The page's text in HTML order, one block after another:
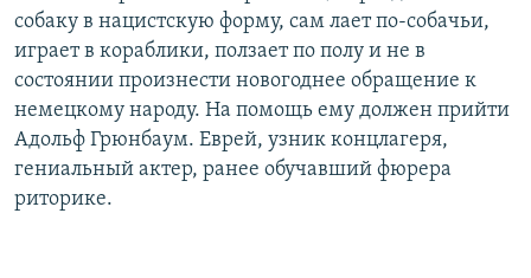
собаку в нацистскую форму, сам лает по-собачьи,
играет в кораблики, ползает по полу и не в
состоянии произнести новогоднее обращение к
немецкому народу. На помощь ему должен прийти
Адольф Грюнбаум. Еврей, узник концлагеря,
гениальный актер, ранее обучавший фюрера
риторике.